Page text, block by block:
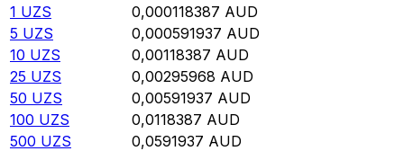
1 UZS 0,000118387 AUD
5 UZS 0,000591937 AUD
10 UZS 0,00118387 AUD
25 UZS 0,00295968 AUD
50 UZS 0,00591937 AUD
100 UZS 0,0118387 AUD
500 UZS 0,0591937 AUD